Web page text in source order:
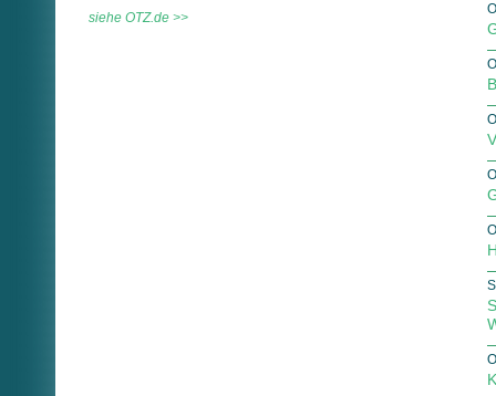
siehe OTZ.de >>